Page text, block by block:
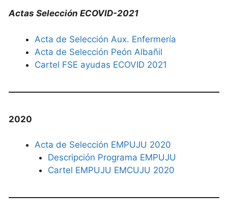
Actas Selección ECOVID-2021
Acta de Selección Aux. Enfermería
Acta de Selección Peón Albañil
Cartel FSE ayudas ECOVID 2021
2020
Acta de Selección EMPUJU 2020
Descripción Programa EMPUJU
Cartel EMPUJU EMCUJU 2020